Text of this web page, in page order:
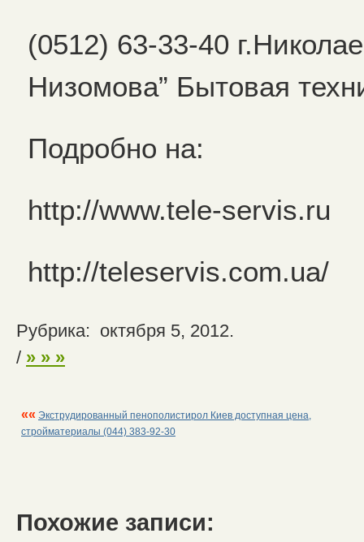
(0512) 63-33-40
Низомова” Бытовая
Подробно на:
http://www.tele-servis.ru
http://teleservis.com.ua/
Рубрика: октября 5, 2012.
/ » » »
«« Экструдированный пенополистирол Киев доступная цена,
стройматериалы (044) 383-92-30
Похожие записи: